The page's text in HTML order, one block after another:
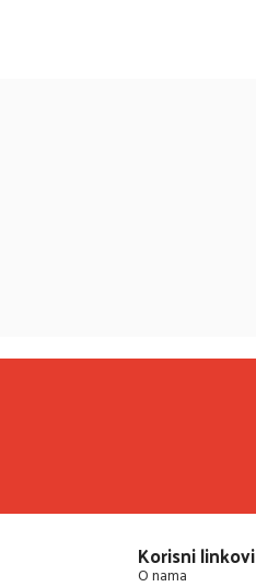
Korisni linkovi
O nama